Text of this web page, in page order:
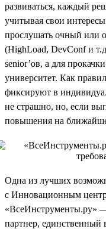
развиваться, каждый
учитывая свои
прослушать очный или
(HighLoad, DevConf и
senior’ов, а для
университет. Как
фиксируют в
не страшно, но, если
повышения на
Одна из лучших
с Инновационным
«ВсеИнструменты.ру»
партнер, единственный